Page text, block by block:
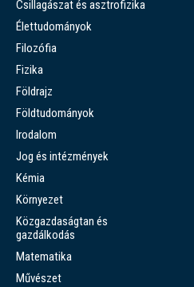
Csillagászat és asztrofizika
Élettudományok
Filozófia
Fizika
Földrajz
Földtudományok
Irodalom
Jog és intézmények
Kémia
Környezet
Közgazdaságtan és
gazdálkodás
Matematika
Művészet